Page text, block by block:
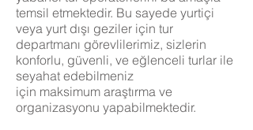
temsil etmektedir. Bu sayede yurtiçi
veya yurt dışı geziler için tur
departmanı görevlilerimiz, sizlerin
konforlu, güvenli, ve eğlenceli turlar ile
seyahat edebilmeniz
için maksimum araştırma ve
organizasyonu yapabilmektedir.